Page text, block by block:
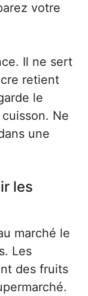
votre
Il ne sert
retient
le
Ne
une
les
marché le
Les
des fruits